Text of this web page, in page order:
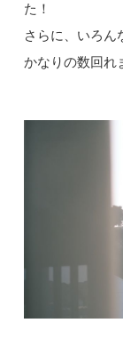
た！
さらに、いろん
かなりの数回れ